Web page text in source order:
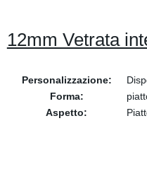
12mm Vetrata
Personalizzazione:
Forma:
Aspetto: